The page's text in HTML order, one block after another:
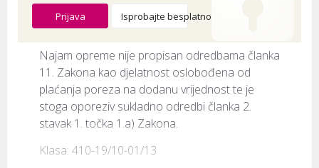
Prijava Isprobajte besplatno
Najam opreme nije propisan odredbama članka
11. Zakona kao djelatnost oslobođena od
plaćanja poreza na dodanu vrijednost te je
stoga oporeziv sukladno odredbi članka 2.
stavak 1. točka 1.a) Zakona.
Klasa: 410-19/10-01/13